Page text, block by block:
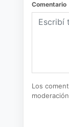
Comentario
Los